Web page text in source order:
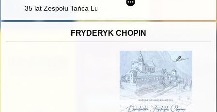
35 lat Zespołu Tańca Ludowego Ostrołęka : "wspomnienia"
FRYDERYK CHOPIN